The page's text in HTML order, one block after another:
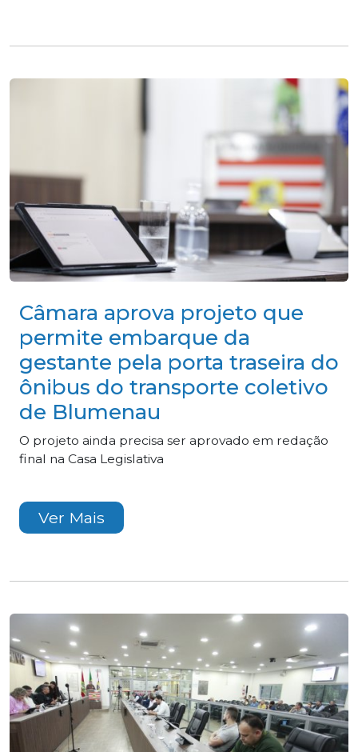
Câmara aprova projeto que
permite embarque da
gestante pela porta traseira do
ônibus do transporte coletivo
de Blumenau
O projeto ainda precisa ser aprovado em redação
final na Casa Legislativa
Ver Mais